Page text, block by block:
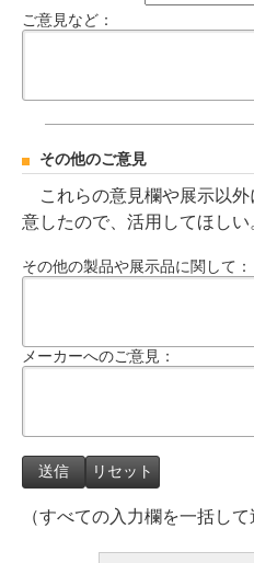
ご意見など：
その他のご意見
これらの意見欄や展示以外
意したので、活用してほしい
その他の製品や展示品に関して：
メーカーへのご意見：
（すべての入力欄を一括して